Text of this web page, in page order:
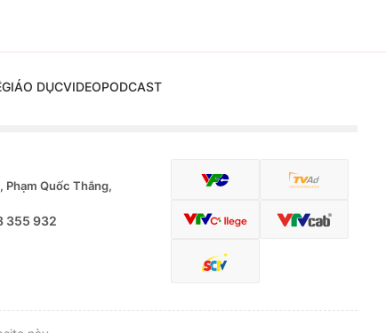
GIÁO DỤCVIDEOPODCAST
Phạm Quốc Thắng,
355 932